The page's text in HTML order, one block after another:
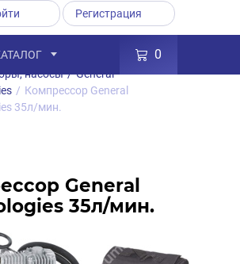
Регистрация
0
/ Товары Аксессуары
/
насосы / General
/ Компрессор General
35л/мин.
General
35л/мин.